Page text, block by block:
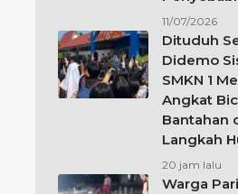
11/07/2026
Dituduh
Didemo
SMKN 1
Angkat
Bantahan
Langkah
20 jam lalu
Warga